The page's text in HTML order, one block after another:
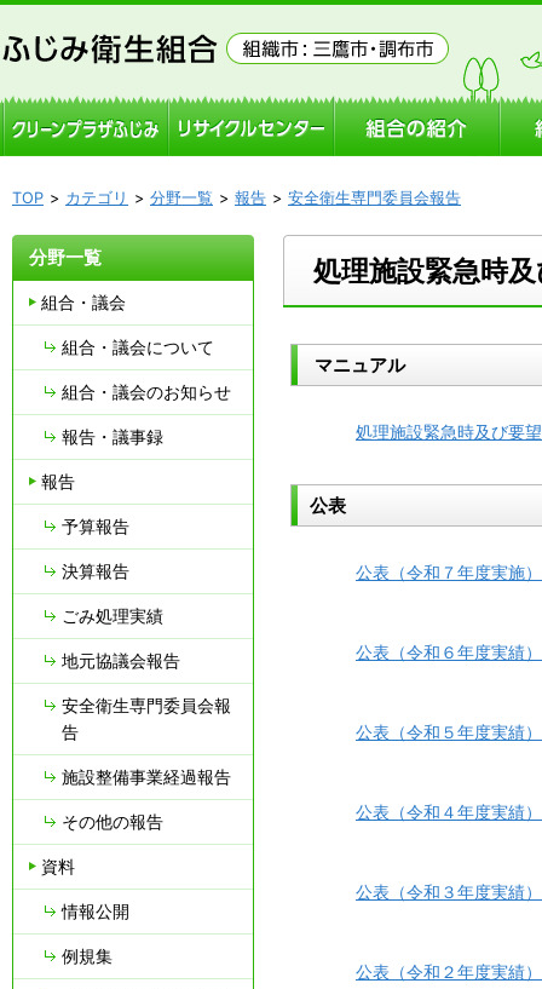
TOP カテゴリ 分野一覧 報告 安全衛生専門委員会報告
処理施設緊急時
マニュアル
処理施設緊急時及び要
公表
公表（令和７年度実施
公表（令和６年度実績
公表（令和５年度実績
公表（令和４年度実績
公表（令和３年度実績
公表（令和２年度実績
分野一覧
組合・議会
組合・議会について
組合・議会のお知らせ
報告・議事録
報告
予算報告
決算報告
ごみ処理実績
地元協議会報告
安全衛生専門委員会報
告
施設整備事業経過報告
その他の報告
資料
情報公開
例規集